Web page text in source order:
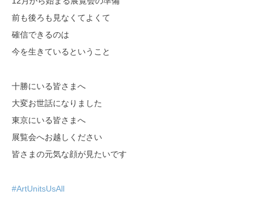
前も後ろも見なくてよくて
確信できるのは
今を生きているということ
十勝にいる皆さまへ
大変お世話になりました
東京にいる皆さまへ
展覧会へお越しください
皆さまの元気な顔が見たいです
#ArtUnitsUsAll